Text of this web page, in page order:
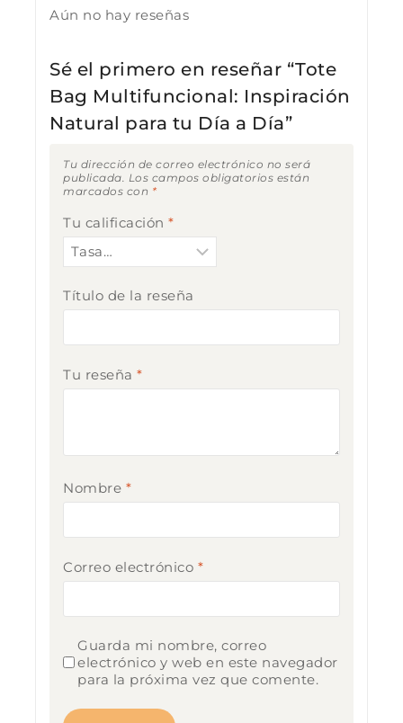
Aún no hay reseñas
Sé el primero en reseñar “Tote
Bag Multifuncional: Inspiración
Natural para tu Día a Día”
Tu dirección de correo electrónico no será
publicada. Los campos obligatorios están
marcados con *
Tu calificación *
Título de la reseña
Tu reseña *
Nombre *
Correo electrónico *
Guarda mi nombre, correo
electrónico y web en este navegador
para la próxima vez que comente.